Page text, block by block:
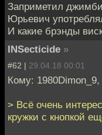
Заприметил
Юрьевич
И какие брэнды
INSecticide »
#62 | 29.04.18 00:01
Кому: 1980Dimon_9,
> Всё очень
кружки с кнопкой